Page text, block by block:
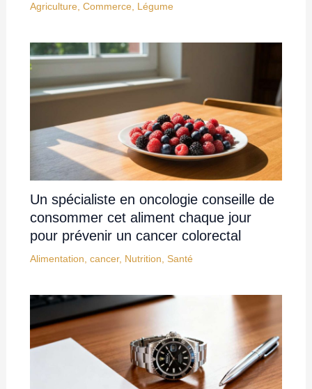
Agriculture, Commerce, Légume
Un spécialiste en oncologie conseille de
consommer cet aliment chaque jour
pour prévenir un cancer colorectal
Alimentation cancer, Nutrition Santé